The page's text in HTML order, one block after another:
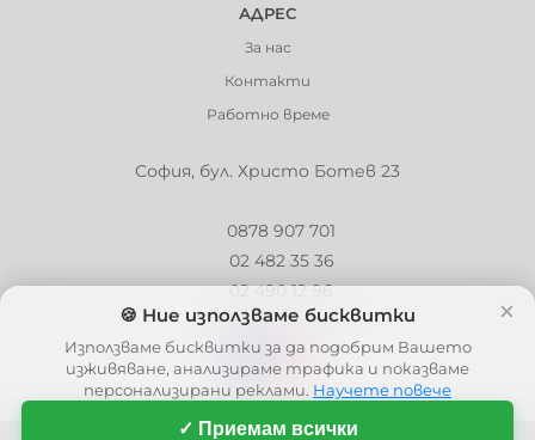
АДРЕС
За нас
Контакти
Работно време
София, бул. Христо Ботев 23
0878 907 701
02 482 35 36
02 490 12 96
info@barbaron.bg
×
🍪 Ние използваме бисквитки
Използваме бисквитки за да подобрим Вашето
изживяване, анализираме трафика и показваме
персонализирани реклами. Научете повече
✓ Приемам всички